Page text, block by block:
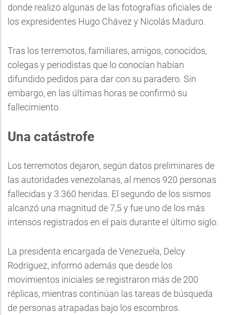
donde realizó algunas de las fotografías oficiales de
los expresidentes Hugo Chávez y Nicolás Maduro.
Tras los terremotos, familiares, amigos, conocidos,
colegas y periodistas que lo conocían habían
difundido pedidos para dar con su paradero. Sin
embargo, en las últimas horas se confirmó su
fallecimiento.
Una catástrofe
Los terremotos dejaron, según datos preliminares de
las autoridades venezolanas, al menos 920 personas
fallecidas y 3.360 heridas. El segundo de los sismos
alcanzó una magnitud de 7,5 y fue uno de los más
intensos registrados en el país durante el último siglo.
La presidenta encargada de Venezuela, Delcy
Rodríguez, informó además que desde los
movimientos iniciales se registraron más de 200
réplicas, mientras continúan las tareas de búsqueda
de personas atrapadas bajo los escombros.